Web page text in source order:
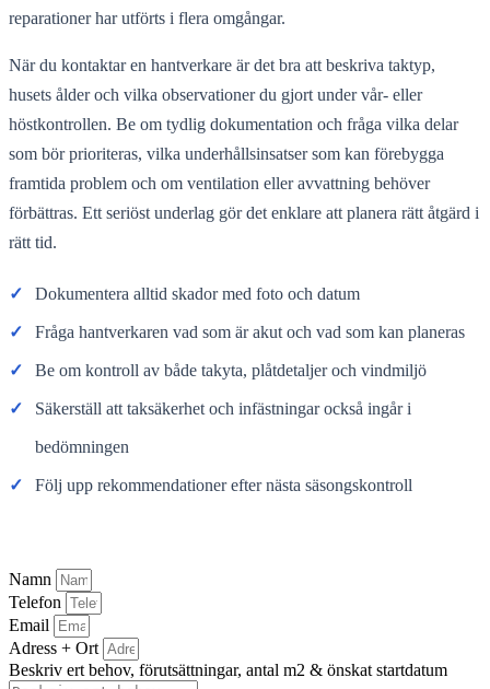
reparationer har utförts i flera omgångar.
När du kontaktar en hantverkare är det bra att beskriva taktyp,
husets ålder och vilka observationer du gjort under vår- eller
höstkontrollen. Be om tydlig dokumentation och fråga vilka delar
som bör prioriteras, vilka underhållsinsatser som kan förebygga
framtida problem och om ventilation eller avvattning behöver
förbättras. Ett seriöst underlag gör det enklare att planera rätt åtgärd i
rätt tid.
✓ Dokumentera alltid skador med foto och datum
✓ Fråga hantverkaren vad som är akut och vad som kan planeras
✓ Be om kontroll av både takyta, plåtdetaljer och vindmiljö
✓ Säkerställ att taksäkerhet och infästningar också ingår i
bedömningen
✓ Följ upp rekommendationer efter nästa säsongskontroll
Namn
Telefon
Email
Adress + Ort
Beskriv ert behov, förutsättningar, antal m2 & önskat startdatum